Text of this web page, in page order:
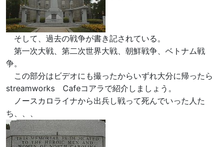
そして、過去の戦争が書き記されている。
第一次大戦、第二次世界大戦、朝鮮戦争、ベトナム戦
争。
この部分はビデオにも撮ったからいずれ大分に帰ったら
streamworks Cafeコアラで紹介しましょう。
ノースカロライナから出兵し戦って死んでいった人た
ち、、、